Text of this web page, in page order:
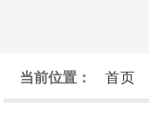
当前位置： 首页